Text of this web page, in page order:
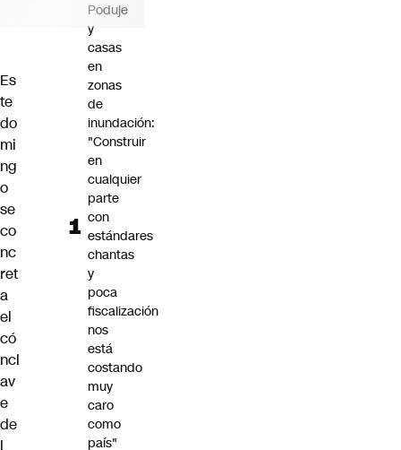
Es
te
do
mi
ng
o
se
co
nc
ret
a
el
có
ncl
av
e
de
Poduje
y
casas
en
zonas
de
inundación:
"Construir
en
cualquier
parte
con
estándares
chantas
y
poca
fiscalización
nos
está
costando
muy
caro
como
país"